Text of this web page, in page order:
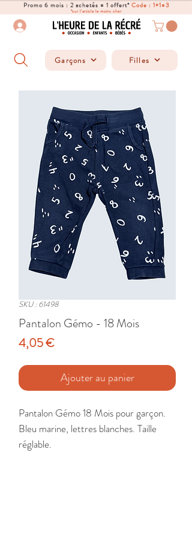
Promo 6 mois : 2 achetés = 1 offert*Code : 1+1=3
*sur l'article le moins cher
Garçons Filles
SKU : 61498
Pantalon Gémo - 18 Mois
4,05 €Prix
Ajouter au panier
Pantalon Gémo 18 Mois pour garçon.
Bleu marine, lettres blanches. Taille
réglable.